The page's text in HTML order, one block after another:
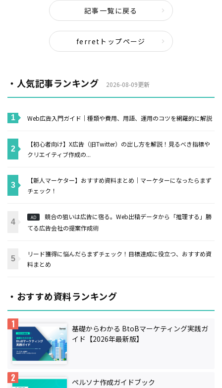
記事一覧に戻る
ferretトップページ
・人気記事ランキング 2026-08-09更新
Web広告入門ガイド｜種類や費用、用語、運用のコツを網羅的に解説
【初心者向け】X広告（旧Twitter）の出し方を解説！見るべき指標や
クリエイティブ作成の...
【新人マーケター】おすすめ資料まとめ｜マーケターになったらまず
チェック！
AD
競合の狙いは広告に宿る。Web出稿データから「推理する」勝
てる広告会社の提案作成術
リード獲得に悩んだらまずチェック！目標達成に役立つ、おすすめ資
料まとめ
・おすすめ資料ランキング
基礎からわかる BtoBマーケティング実践ガ
イド【2026年最新版】
ペルソナ作成ガイドブック